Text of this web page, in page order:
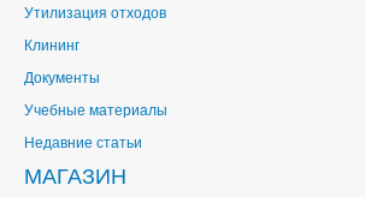
Утилизация отходов
Клининг
Документы
Учебные материалы
Недавние статьи
МАГАЗИН